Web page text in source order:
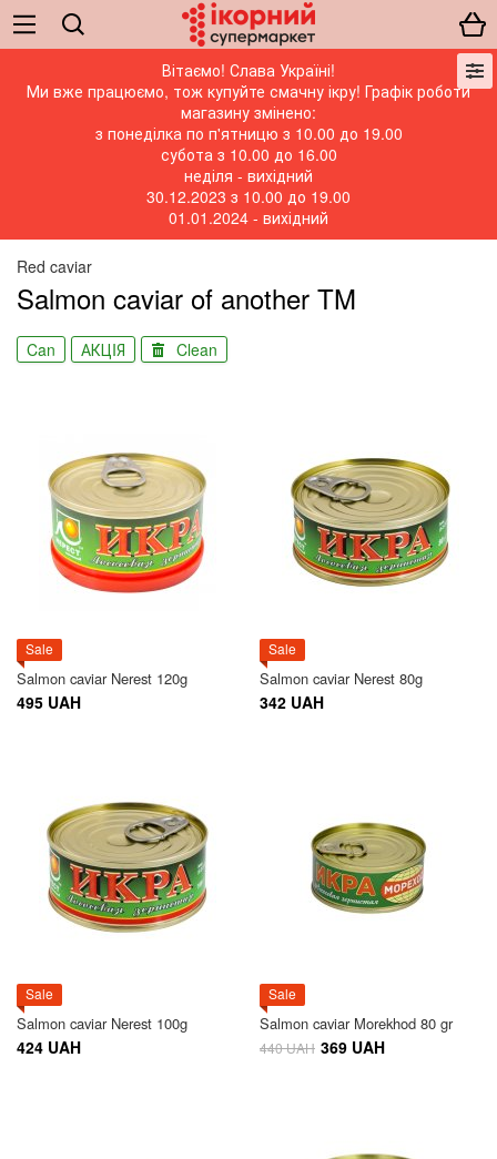
Вітаємо! Слава Україні!
Ми вже працюємо, тож купуйте смачну ікру! Графік роботи
магазину змінено:
з понеділка по п'ятницю з 10.00 до 19.00
субота з 10.00 до 16.00
неділя - вихідний
30.12.2023 з 10.00 до 19.00
01.01.2024 - вихідний
Red caviar
Salmon caviar of another TM
Can АКЦIЯ Clean
Sale
Salmon caviar Nerest 120g
495 UAH
Sale
Salmon caviar Nerest 80g
342 UAH
Sale
Salmon caviar Nerest 100g
424 UAH
Sale
Salmon caviar Morekhod 80 gr
440 UAH 369 UAH